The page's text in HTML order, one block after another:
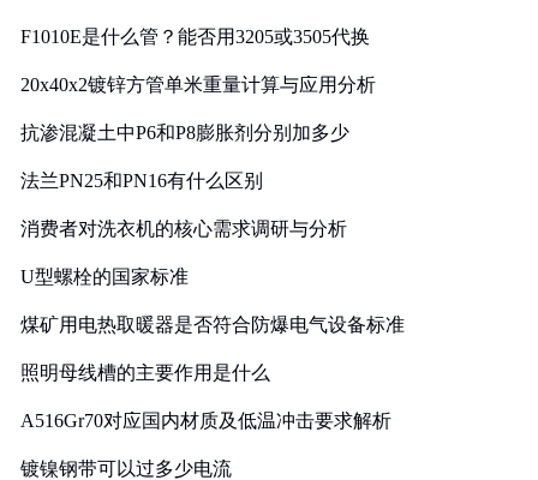
F1010E是什么管？能否用3205或3505代换
20x40x2镀锌方管单米重量计算与应用分析
抗渗混凝土中P6和P8膨胀剂分别加多少
法兰PN25和PN16有什么区别
消费者对洗衣机的核心需求调研与分析
U型螺栓的国家标准
煤矿用电热取暖器是否符合防爆电气设备标准
照明母线槽的主要作用是什么
A516Gr70对应国内材质及低温冲击要求解析
镀镍钢带可以过多少电流